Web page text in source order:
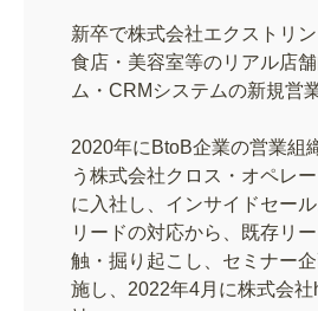
新卒で株式会社エクストリ
食店・美容室等のリアル店
ム・CRMシステムの新規営
2020年にBtoB企業の営業組
う株式会社クロス・オペレ
に入社し、インサイドセー
リードの対応から、既存リ
触・掘り起こし、セミナー
施し、2022年4月に株式会社